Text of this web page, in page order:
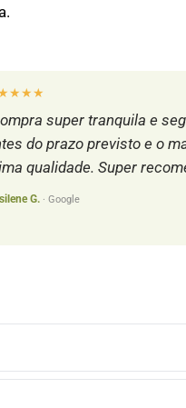
super tranquila e
do prazo previsto e o
qualidade. Super
G. · Google